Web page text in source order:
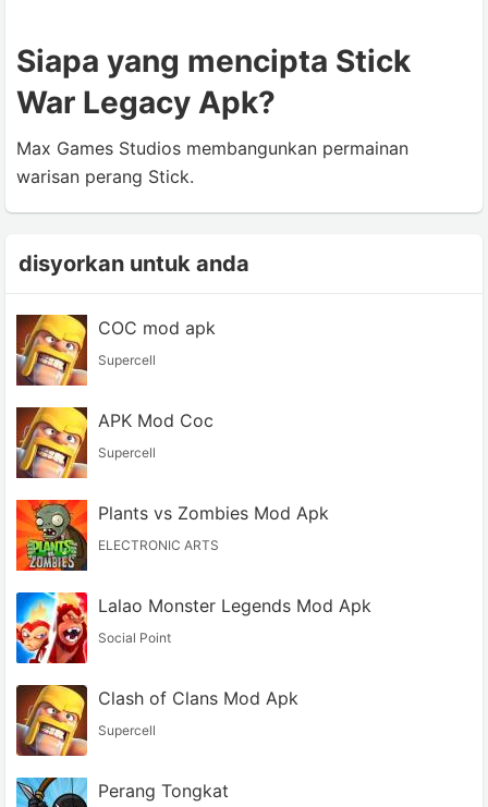
Siapa yang mencipta Stick
War Legacy Apk?
Max Games Studios membangunkan permainan
warisan perang Stick.
disyorkan untuk anda
COC mod apk
Supercell
APK Mod Coc
Supercell
Plants vs Zombies Mod Apk
ELECTRONIC ARTS
Lalao Monster Legends Mod Apk
Social Point
Clash of Clans Mod Apk
Supercell
Perang Tongkat